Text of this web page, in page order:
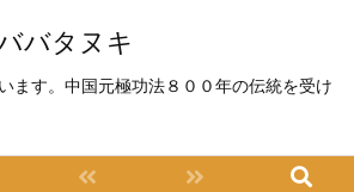
バタヌキ
ます。中国元極功法８００年の伝統を受け